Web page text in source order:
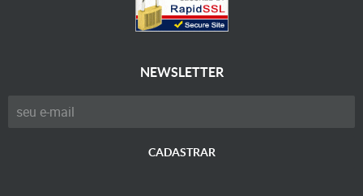
NEWSLETTER
CADASTRAR